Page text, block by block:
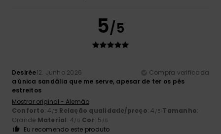
5/5
Desirée12. Junho 2026
Compra verificada
a única sandália que me serve, apesar de ter os pés
estreitos
Mostrar original - Alemão
Conforto: 4 /5 Relação qualidade/preço: 4 /5 Tamanho:
Grande Material: 4/5 Cor: 5 /5
Eu recomendo este produto